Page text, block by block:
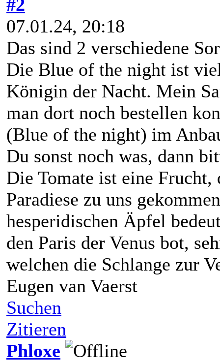
#2
07.01.24, 20:18
Das sind 2 verschiedene
Die Blue of the night ist
Königin der Nacht. Mein
man dort noch bestellen
(Blue of the night) im
Du sonst noch was, dann
Die Tomate ist eine
Paradiese zu uns
hesperidischen Äpfel
den Paris der Venus bot,
welchen die Schlange zur
Eugen van Vaerst
Suchen
Zitieren
Phloxe